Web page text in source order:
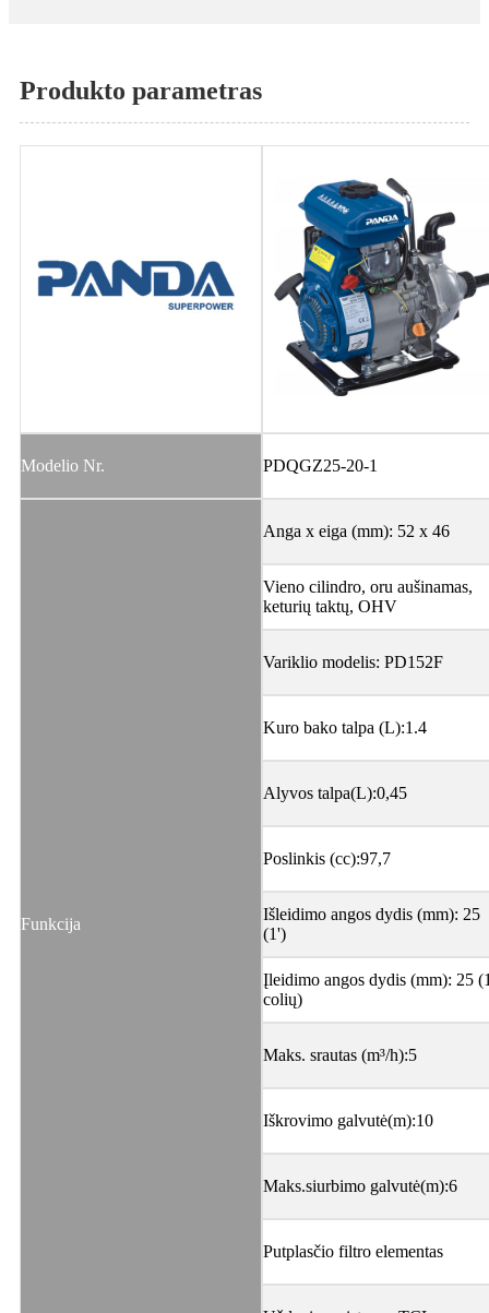
Produkto parametras
Modelio Nr. PDQGZ25-20-1
Funkcija
Anga x eiga (mm): 52 x 46
Vieno cilindro, oru aušinamas,
keturių taktų, OHV
Variklio modelis: PD152F
Kuro bako talpa (L):1.4
Alyvos talpa(L):0,45
Poslinkis (cc):97,7
Išleidimo angos dydis (mm): 25
(1')
Įleidimo angos dydis (mm): 25
colių)
Maks. srautas (m³/h):5
Iškrovimo galvutė(m):10
Maks.siurbimo galvutė(m):6
Putplasčio filtro elementas